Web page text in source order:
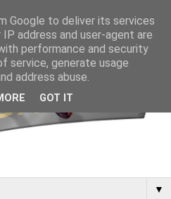
▼
Google to deliver its services
address and user-agent are
performance and security
service, generate usage
address abuse.
GOT IT